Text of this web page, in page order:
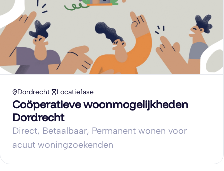
Dordrecht Locatiefase
Coöperatieve woonmogelijkheden
Dordrecht
Direct, Betaalbaar, Permanent wonen voor
acuut woningzoekenden